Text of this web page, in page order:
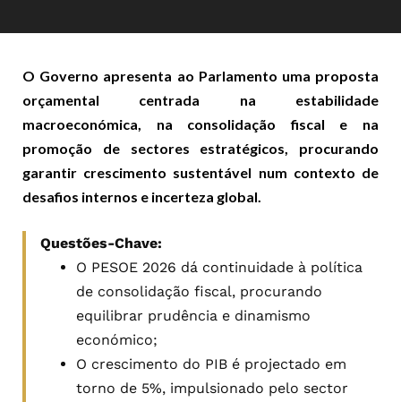
O Governo apresenta ao Parlamento uma proposta
orçamental centrada na estabilidade
macroeconómica, na consolidação fiscal e na
promoção de sectores estratégicos, procurando
garantir crescimento sustentável num contexto de
desafios internos e incerteza global.
Questões-Chave:
O PESOE 2026 dá continuidade à política
de consolidação fiscal, procurando
equilibrar prudência e dinamismo
económico;
O crescimento do PIB é projectado em
torno de 5%, impulsionado pelo sector